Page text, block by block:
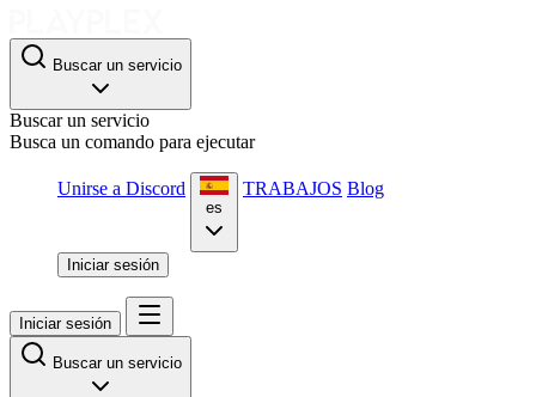
Buscar un servicio
Buscar un servicio
Busca un comando para ejecutar
Unirse a Discord
es
TRABAJOS Blog
Iniciar sesión
Iniciar sesión
Buscar un servicio